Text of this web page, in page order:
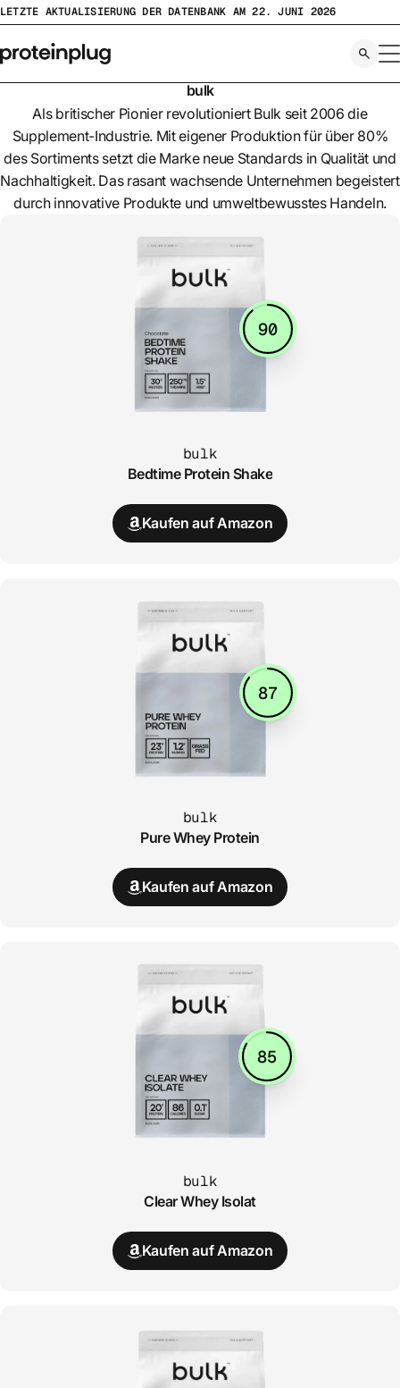
Zum
springen
LETZTE AKTUALISIERUNG DER DATENBANK AM 22. JUNI 2026
bulk
Als britischer Pionier revolutioniert Bulk seit 2006 die
Supplement-Industrie. Mit eigener Produktion für über 80%
des Sortiments setzt die Marke neue Standards in Qualität und
Nachhaltigkeit. Das rasant wachsende Unternehmen begeistert
durch innovative Produkte und umweltbewusstes Handeln.
90
bulk
Bedtime Protein Shake
Kaufen auf Amazon
87
bulk
Pure Whey Protein
Kaufen auf Amazon
85
bulk
Clear Whey Isolat
Kaufen auf Amazon